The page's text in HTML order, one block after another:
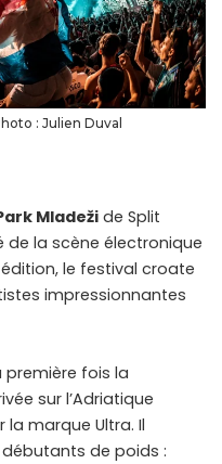
: Julien Duval
Mladeži de Split
de la scène électronique
le festival croate
impressionnantes
première fois la
sur l’Adriatique
marque Ultra. Il
de poids :